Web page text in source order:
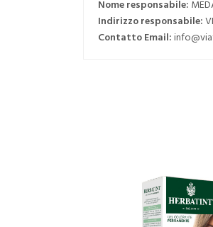
Nome responsabile:
Indirizzo responsabile:
Contatto Email: